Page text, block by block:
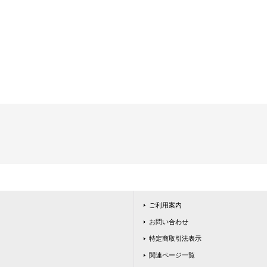
ご利用案内
お問い合わせ
特定商取引法表示
関連ページ一覧